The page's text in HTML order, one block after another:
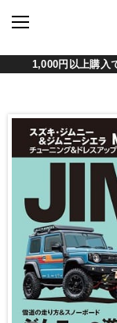
1,000円以上購入